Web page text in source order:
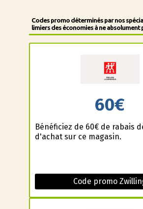
Codes promo déterminés par nos
limiers des économies à ne absolument
60€
Bénéficiez de 60€ de rabais
d'achat sur ce magasin.
Code promo